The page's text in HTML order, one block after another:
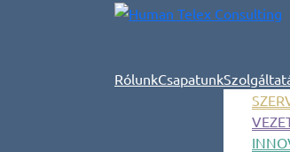
RólunkCsapatunk